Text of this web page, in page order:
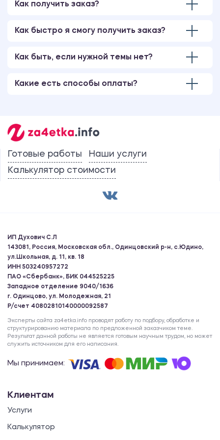
Как получить заказ?
Как быстро я смогу получить заказ?
Как быть, если нужной темы нет?
Какие есть способы оплаты?
Готовые работы
Наши услуги
Калькулятор стоимости
ИП Духович С.Л
143081, Россия, Московская обл., Одинцовский р-н, с.Юдино,
ул.Школьная, д. 11, кв. 18
ИНН 503240957272
ПАО «Сбербанк», БИК 044525225
Западное отделение 9040/1636
г. Одинцово, ул. Молодежная, 21
Р/счет 40802810140000092587
Эксперты сайта za4etka.info проводят работу по подбору, обработке и
структурированию материала по предложенной заказчиком теме.
Результат данной работы не является готовым научным трудом, но может
служить источником для его написания.
Мы принимаем:
Клиентам
Услуги
Калькулятор